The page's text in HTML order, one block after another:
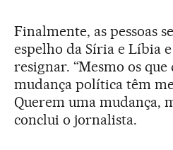
Finalmente, as pessoas
espelho da Síria e Líbia
resignar. “Mesmo os que
mudança política têm
Querem uma mudança,
conclui o jornalista.